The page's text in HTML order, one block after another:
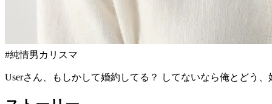
#純情男カリスマ
Userさん、もしかして婚約してる？ してないなら俺とどう、